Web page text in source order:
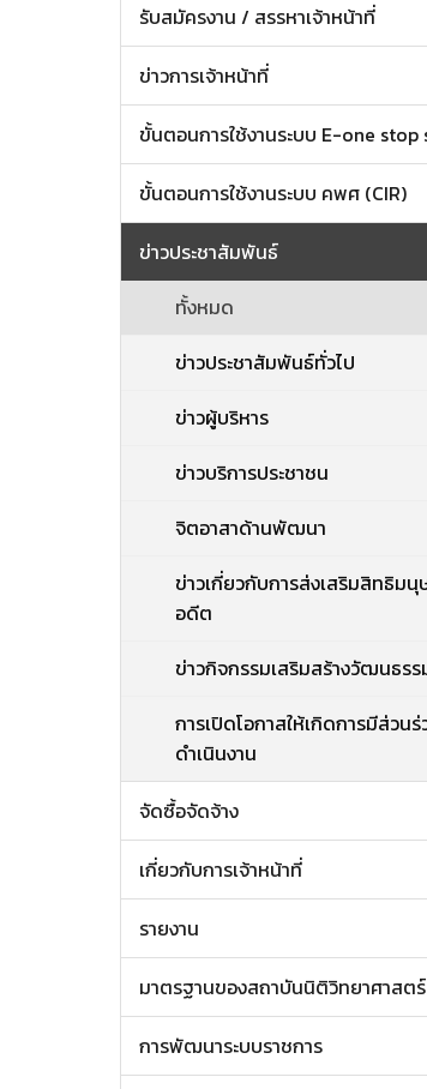
รับสมัครงาน / สรรหาเจ้าหน้าที่
ข่าวการเจ้าหน้าที่
ขั้นตอนการใช้งานระบบ E-one stop
ขั้นตอนการใช้งานระบบ คพศ (CIR)
ข่าวประชาสัมพันธ์
ทั้งหมด
ข่าวประชาสัมพันธ์ทั่วไป
ข่าวผู้บริหาร
ข่าวบริการประชาชน
จิตอาสาด้านพัฒนา
ข่าวเกี่ยวกับการส่งเสริมสิทธิมนุ
อดีต
ข่าวกิจกรรมเสริมสร้างวัฒนธร
การเปิดโอกาสให้เกิดการมีส่วนร่
ดำเนินงาน
จัดซื้อจัดจ้าง
เกี่ยวกับการเจ้าหน้าที่
รายงาน
มาตรฐานของสถาบันนิติวิทยาศาสตร์
การพัฒนาระบบราชการ